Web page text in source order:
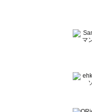
Wpc.（